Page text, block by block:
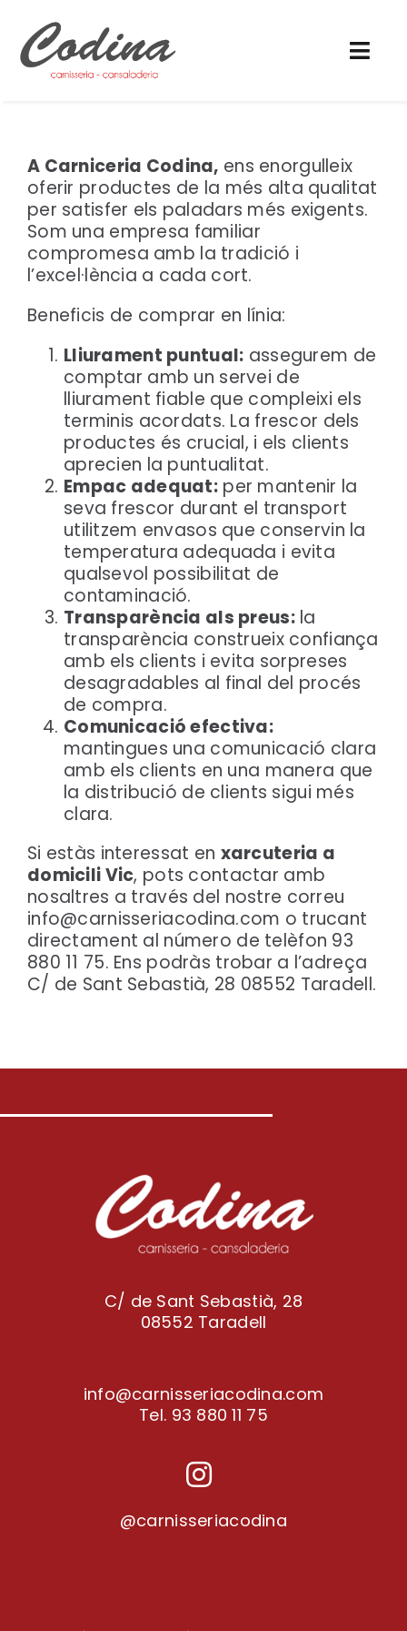
content
Can Codina
Els nostres productes
Serveis
Notícies
Contacte
CA
A Carniceria Codina, ens enorgulleix
oferir productes de la més alta qualitat
per satisfer els paladars més exigents.
Som una empresa familiar
compromesa amb la tradició i
l’excel·lència a cada cort.
Beneficis de comprar en línia:
Lliurament puntual: assegurem de
comptar amb un servei de
lliurament fiable que compleixi els
terminis acordats. La frescor dels
productes és crucial, i els clients
aprecien la puntualitat.
Empac adequat: per mantenir la
seva frescor durant el transport
utilitzem envasos que conservin la
temperatura adequada i evita
qualsevol possibilitat de
contaminació.
Transparència als preus:la
transparència construeix confiança
amb els clients i evita sorpreses
desagradables al final del procés
de compra.
Comunicació efectiva:
mantingues una comunicació clara
amb els clients en una manera que
la distribució de clients sigui més
clara.
Si estàs interessat en xarcuteria a
domicili Vic, pots contactar amb
nosaltres a través del nostre correu
info@carnisseriacodina.com o trucant
directament al número de telèfon 93
880 11 75. Ens podràs trobar a l’adreça
C/ de Sant Sebastià, 28 08552 Taradell.
C/ de Sant Sebastià, 28
08552 Taradell
info@carnisseriacodina.com
Tel. 93 880 11 75
@carnisseriacodina